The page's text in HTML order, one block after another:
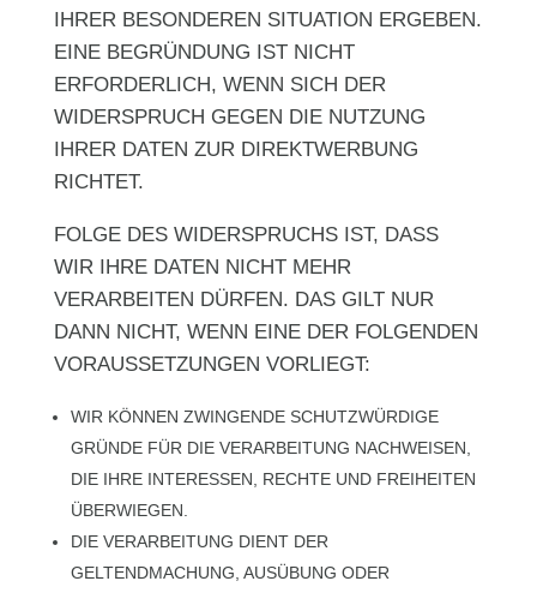
IHRER BESONDEREN SITUATION ERGEBEN.
EINE BEGRÜNDUNG IST NICHT
ERFORDERLICH, WENN SICH DER
WIDERSPRUCH GEGEN DIE NUTZUNG
IHRER DATEN ZUR DIREKTWERBUNG
RICHTET.
FOLGE DES WIDERSPRUCHS IST, DASS
WIR IHRE DATEN NICHT MEHR
VERARBEITEN DÜRFEN. DAS GILT NUR
DANN NICHT, WENN EINE DER FOLGENDEN
VORAUSSETZUNGEN VORLIEGT:
WIR KÖNNEN ZWINGENDE SCHUTZWÜRDIGE
GRÜNDE FÜR DIE VERARBEITUNG NACHWEISEN,
DIE IHRE INTERESSEN, RECHTE UND FREIHEITEN
ÜBERWIEGEN.
DIE VERARBEITUNG DIENT DER
GELTENDMACHUNG, AUSÜBUNG ODER